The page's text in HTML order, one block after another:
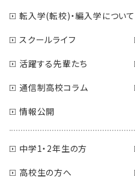
転入学(転校)・編入学について
スクールライフ
活躍する先輩たち
通信制高校コラム
情報公開
中学1・2年生の方
高校生の方へ